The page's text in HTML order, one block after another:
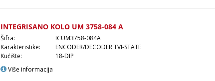
INTEGRISANO KOLO UM 3758-084 A
Šifra:
ICUM3758-084A
Karakteristike:
ENCODER/DECODER TVI-STATE
Kućište:
18-DIP
Više informacija